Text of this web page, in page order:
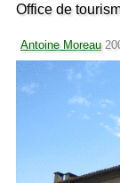
Office de
Antoine Moreau